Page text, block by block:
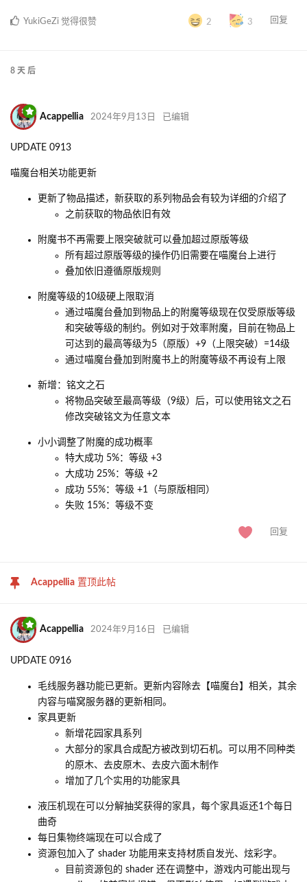
2 3 回复
YukiGeZi 觉得很赞
8 天 后
Acappellia 2024年9月13日 已编辑
UPDATE 0913
喵魔台相关功能更新
更新了物品描述，新获取的系列物品会有较为详细的介绍了
之前获取的物品依旧有效
附魔书不再需要上限突破就可以叠加超过原版等级
所有超过原版等级的操作仍旧需要在喵魔台上进行
叠加依旧遵循原版规则
附魔等级的10级硬上限取消
通过喵魔台叠加到物品上的附魔等级现在仅受原版等级
和突破等级的制约。例如对于效率附魔，目前在物品上
可达到的最高等级为5（原版）+9（上限突破）=14级
通过喵魔台叠加到附魔书上的附魔等级不再设有上限
新增：铭文之石
将物品突破至最高等级（9级）后，可以使用铭文之石
修改突破铭文为任意文本
小小调整了附魔的成功概率
特大成功 5%：等级 +3
大成功 25%：等级 +2
成功 55%：等级 +1（与原版相同）
失败 15%：等级不变
回复
Acappellia 置顶此帖
Acappellia 2024年9月16日 已编辑
UPDATE 0916
毛线服务器功能已更新。更新内容除去【喵魔台】相关，其余
内容与喵窝服务器的更新相同。
家具更新
新增花园家具系列
大部分的家具合成配方被改到切石机。可以用不同种类
的原木、去皮原木、去皮六面木制作
增加了几个实用的功能家具
液压机现在可以分解抽奖获得的家具，每个家具返还1个每日
曲奇
每日集物终端现在可以合成了
资源包加入了 shader 功能用来支持材质自发光、炫彩字。
目前资源包的 shader 还在调整中，游戏内可能出现与